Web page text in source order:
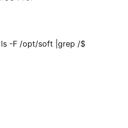
-F /opt/soft |grep /$